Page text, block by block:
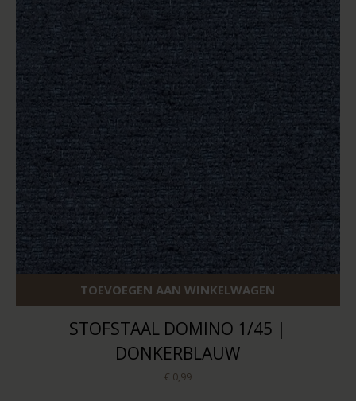
TOEVOEGEN AAN WINKELWAGEN
STOFSTAAL DOMINO 1/45 |
DONKERBLAUW
€ 0,99